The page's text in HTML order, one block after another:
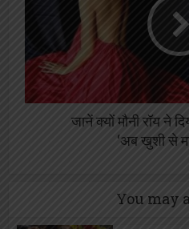
जानें क्यों मौनी रॉय ने
‘अब खुशी से
You may